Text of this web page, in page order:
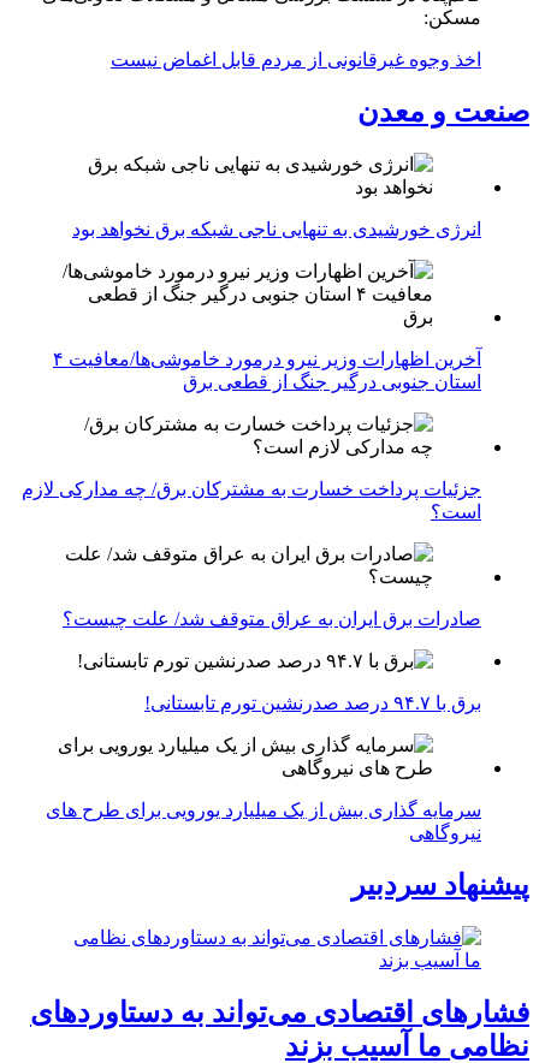
مسکن:
اخذ وجوه غیرقانونی از مردم قابل اغماض نیست
صنعت و معدن
انرژی خورشیدی به تنهایی ناجی شبکه برق نخواهد بود
آخرین اظهارات وزیر نیرو درمورد خاموشی‌ها/معافیت ۴
استان جنوبی درگیر جنگ از قطعی برق
جزئیات پرداخت خسارت به مشترکان برق/ چه مدارکی لازم
است؟
صادرات برق ایران به عراق متوقف شد/ علت چیست؟
برق با ۹۴.۷ درصد صدرنشین تورم تابستانی!
سرمایه گذاری بیش از یک میلیارد یورویی برای طرح های
نیروگاهی
پیشنهاد سردبیر
فشارهای اقتصادی می‌تواند به دستاوردهای
نظامی ما آسیب بزند